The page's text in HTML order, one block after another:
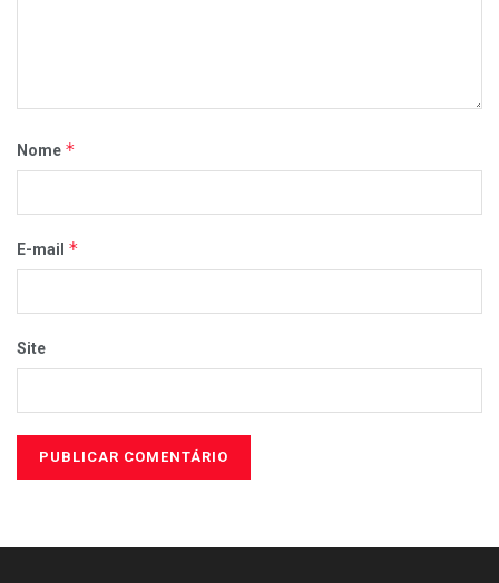
Nome *
E-mail *
Site